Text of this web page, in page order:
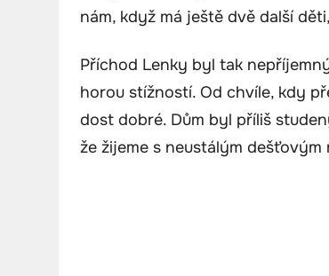
nám, když má ještě dvě další
Příchod Lenky byl tak
horou stížností. Od chvíle, kdy
dost dobré. Dům byl příliš
že žijeme s neustálým dešťovým